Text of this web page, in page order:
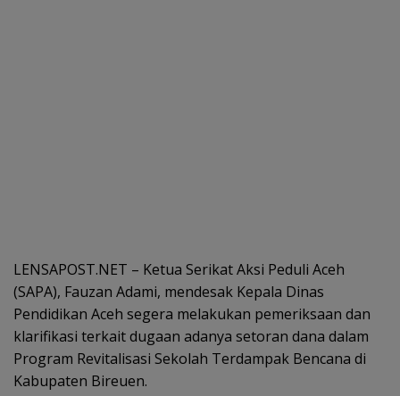
LENSAPOST.NET – Ketua Serikat Aksi Peduli Aceh
(SAPA), Fauzan Adami, mendesak Kepala Dinas
Pendidikan Aceh segera melakukan pemeriksaan dan
klarifikasi terkait dugaan adanya setoran dana dalam
Program Revitalisasi Sekolah Terdampak Bencana di
Kabupaten Bireuen.